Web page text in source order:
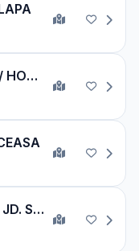
LAUZANE PAULISTA / HOSP. DAS CLÍNICAS
VL. AMÉLIA / METRÔ JD. SÃO PAULO